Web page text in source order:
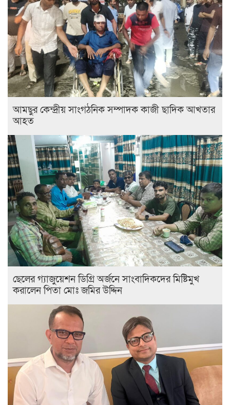
আমছুর কেন্দ্রীয় সাংগঠনিক সম্পাদক কাজী ছাদিক আখতার
আহত
ছেলের গ্যাজুয়েশন ডিগ্রি অর্জনে সাংবাদিকদের মিষ্টিমুখ
করালেন পিতা মোঃ জমির উদ্দিন